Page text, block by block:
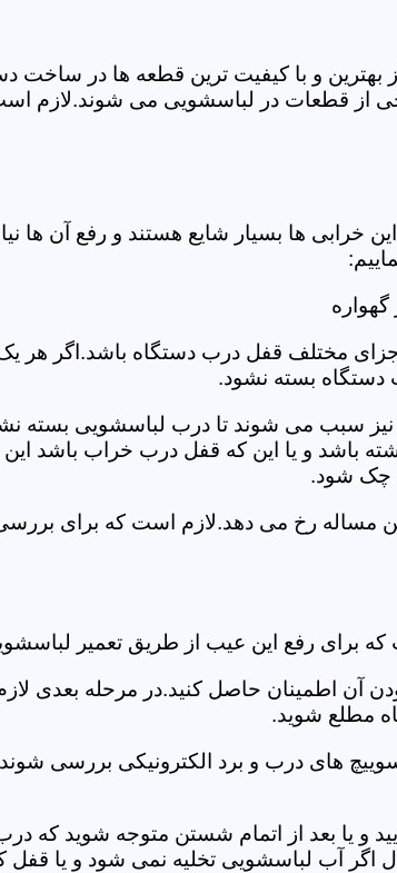
بهترین و با کیفیت ترین قطعه ها در
از قطعات در لباسشویی می شوند.لازم
ها بسیار شایع هستند و رفع آن ها نیاز
مختلف قفل درب دستگاه باشد.اگر هر یک
دستگاه بسته نشود.
سبب می شوند تا درب لباسشویی بسته
باشد و یا این که قفل درب خراب باشد
چک شود.
مساله رخ می دهد.لازم است که برای
برای رفع این عیب از طریق تعمیر
آن اطمینان حاصل کنید.در مرحله بعدی
مطلع شوید.
های درب و برد الکترونیکی بررسی
و یا بعد از اتمام شستن متوجه شوید که
اگر آب لباسشویی تخلیه نمی شود و یا